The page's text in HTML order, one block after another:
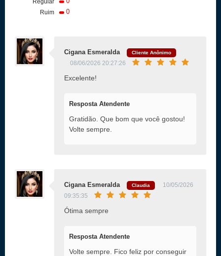
Regular
Ruim 0
Cigana Esmeralda Cliente Anônimo
08/06/2026 20:27:26
Excelente!
Resposta Atendente
Gratidão. Que bom que você gostou!
Volte sempre.
Cigana Esmeralda Claudia
10/05/2026
09:35:35
Ótima sempre
Resposta Atendente
Volte sempre. Fico feliz por conseguir